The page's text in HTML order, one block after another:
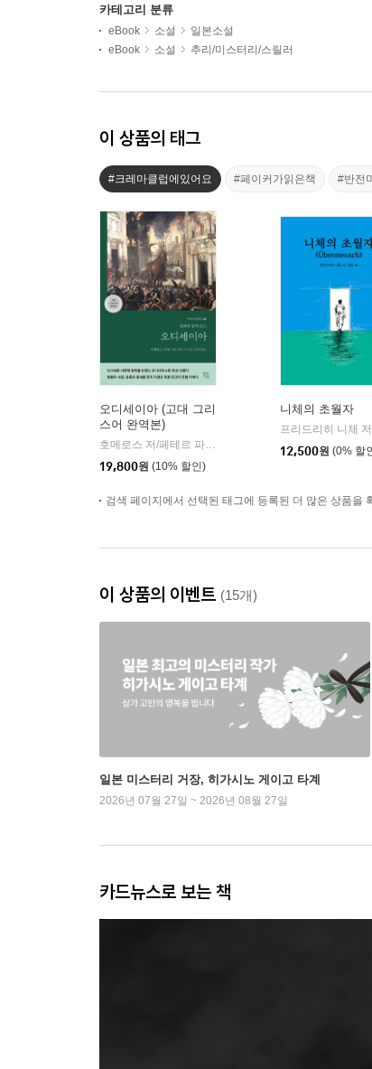
카테고리 분류
eBook 소설
일본소설
eBook
소설 추리/미스터리/스릴러
이 상품의 태그
#크레마클럽에있어요 #페이커가읽은책 #반전
오디세이아 (고대 그리
스어 완역본)
| 현대지
19,800원 (10% 할인)
니체의 초월자
12,500원 (0% 할
검색 페이지에서 선택된 태그에 등록된 더 많은 상품을
이 상품의 이벤트 (15개)
일본 미스터리 거장, 히가시노 게이고 타계
2026년 07월 27일 ~ 2026년 08월 27일
카드뉴스로 보는 책